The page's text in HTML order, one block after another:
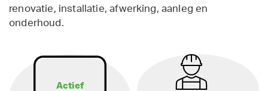
renovatie, installatie, afwerking, aanleg en
onderhoud.
Actief